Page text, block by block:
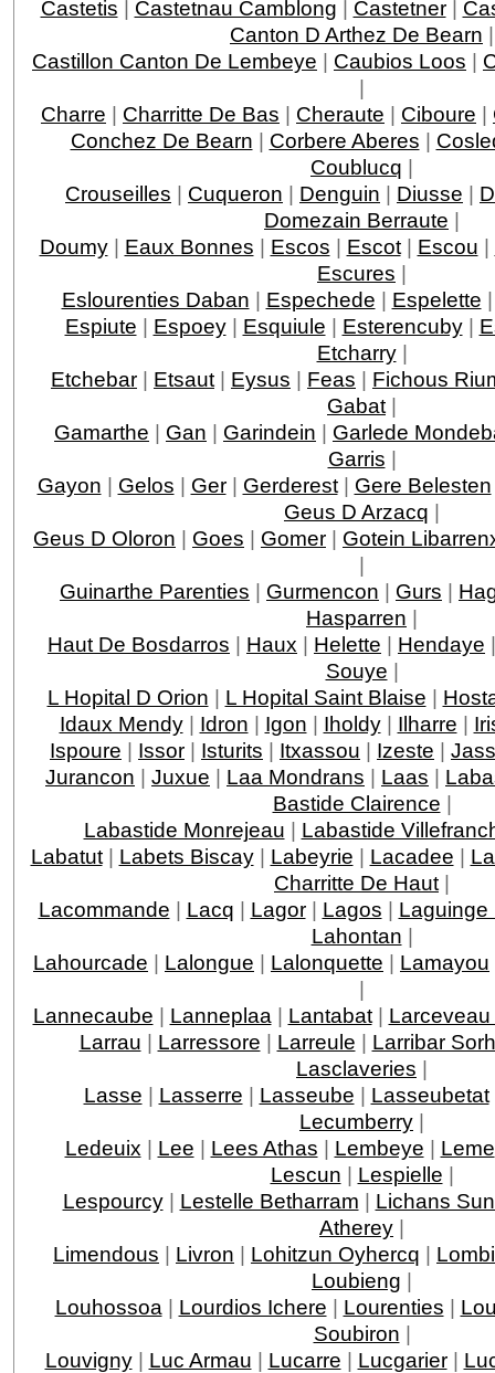
Castetis | Castetnau Camblong | Castetner|
Canton D Arthez De Bearn |
Castillon Canton De Lembeye | Caubios Loos |
|
Charre | Charritte De Bas | Cheraute | Ciboure |
Conchez De Bearn | Corbere Aberes |
Coublucq |
Crouseilles | Cuqueron | Denguin | Diusse |
Domezain Berraute |
Doumy| Eaux Bonnes | Escos | Escot| Escou |
Escures |
Eslourenties Daban | Espechede | Espelette
Espiute | Espoey| Esquiule | Esterencuby|
Etcharry|
Etchebar | Etsaut | Eysus | Feas | Fichous
Gabat |
Gamarthe | Gan | Garindein | Garlede
Garris |
Gayon | Gelos | Ger| Gerderest| Gere Belesten
Geus D Arzacq |
Geus D Oloron | Goes | Gomer | Gotein
|
Guinarthe Parenties | Gurmencon | Gurs |
Hasparren |
Haut De Bosdarros | Haux | Helette | Hendaye
Souye |
L Hopital D Orion | L Hopital Saint Blaise |
Idaux Mendy| Idron | Igon | Iholdy| Ilharre |
Ispoure | Issor | Isturits | Itxassou | Izeste |
Jurancon | Juxue | Laa Mondrans | Laas |
Bastide Clairence |
Labastide Monrejeau | Labastide
Labatut| Labets Biscay| Labeyrie | Lacadee |
Charritte De Haut |
Lacommande | Lacq | Lagor| Lagos | Laguinge
Lahontan |
Lahourcade | Lalongue | Lalonquette | Lamayou
|
Lannecaube | Lanneplaa | Lantabat| Larceveau
Larrau | Larressore | Larreule | Larribar
Lasclaveries |
Lasse | Lasserre | Lasseube | Lasseubetat
Lecumberry |
Ledeuix | Lee | Lees Athas | Lembeye | Leme
Lescun | Lespielle |
Lespourcy| Lestelle Betharram | Lichans
Atherey |
Limendous | Livron | Lohitzun Oyhercq |
Loubieng |
Louhossoa | Lourdios Ichere | Lourenties |
Soubiron |
Louvigny| Luc Armau | Lucarre | Lucgarier|